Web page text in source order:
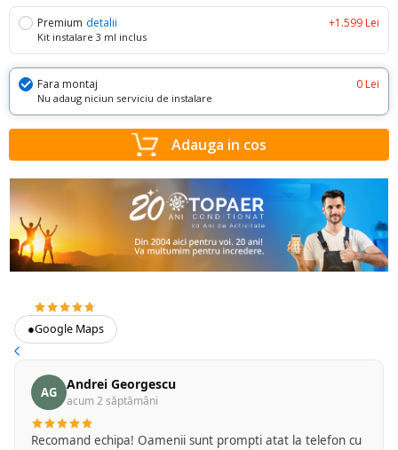
Premium detalii +1.599 Lei
Kit instalare 3 ml inclus
Fara montaj 0 Lei
Nu adaug niciun serviciu de instalare
Adauga in cos
●Google Maps
AG Andrei Georgescu
acum 2 săptămâni
Recomand echipa! Oamenii sunt prompti atat la telefon cu